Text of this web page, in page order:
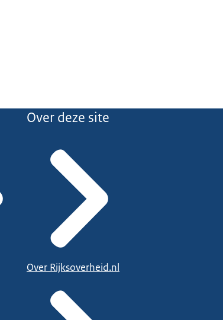
Over deze site
Over Rijksoverheid.nl